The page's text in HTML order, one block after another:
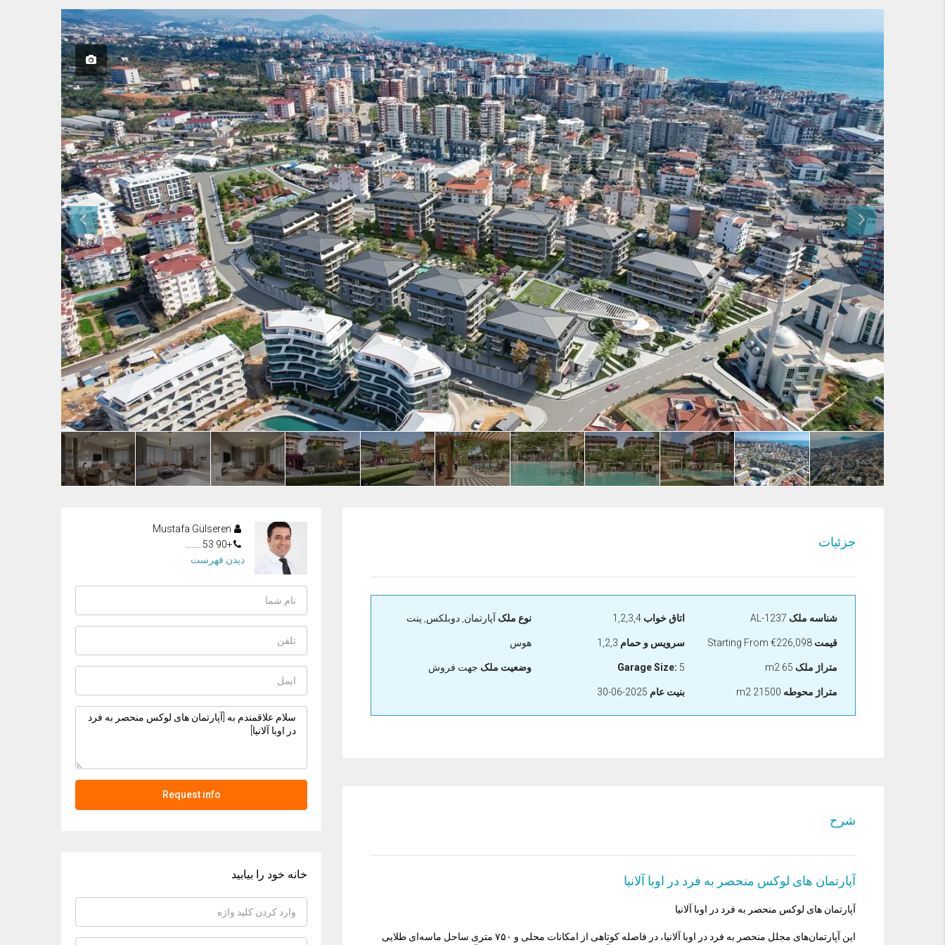
جزئیات
شناسه ملک
قیمت Starting From €226,098
متراژ ملک
متراژ محوطه
اتاق خواب 1,2,3,4
سرویس و حمام
Garage Size: 5
بنيت عام
نوع ملک آپارتمان, دوبلکس, پنت
هوس
وضعیت ملک جهت فروش
شرح
آپارتمان های لوکس منحصر به فرد در اوبا آلانیا
آپارتمان های لوکس منحصر به فرد در اوبا آلانیا
این آپارتمان‌های مجلل منحصر به فرد در اوبا آلانیا، در فاصله کوتاهی از امکانات محلی و ۷۵۰ متری ساحل ماسه‌ای طلایی
+90 53........
دیدن فهرست
Request info
خانه خود را بیابید